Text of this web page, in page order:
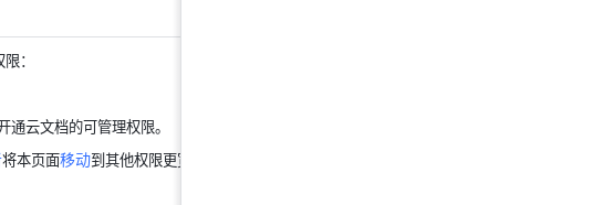
：
通云文档的可管理权限。
将本页面移动到其他权限更宽松